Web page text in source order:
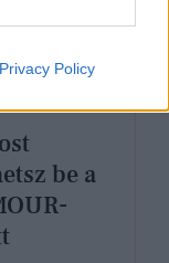
Privacy Policy
be a